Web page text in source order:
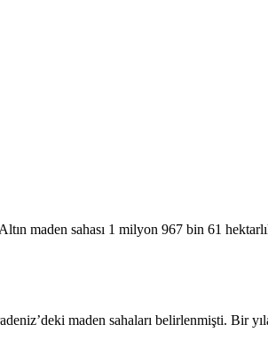
maden sahası 1 milyon 967 bin 61
maden sahaları belirlenmişti. Bir